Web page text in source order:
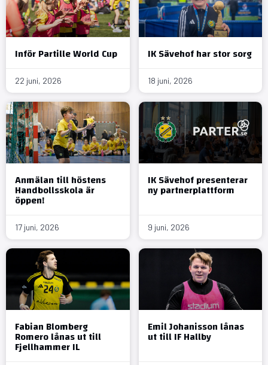
Inför Partille World Cup
22 juni, 2026
IK Sävehof har stor sorg
18 juni, 2026
Anmälan till höstens
Handbollsskola är
öppen!
17 juni, 2026
IK Sävehof presenterar
ny partnerplattform
9 juni, 2026
Fabian Blomberg
Romero lånas ut till
Fjellhammer IL
Emil Johanisson lånas
ut till IF Hallby